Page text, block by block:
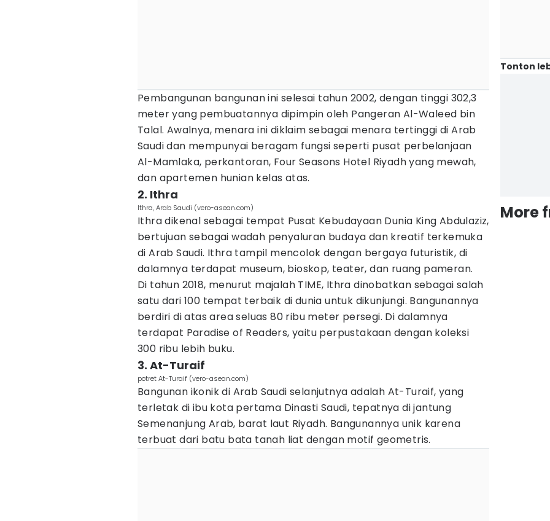
Pembangunan bangunan ini selesai tahun 2002, dengan tinggi 302,3
meter yang pembuatannya dipimpin oleh Pangeran Al-Waleed bin
Talal. Awalnya, menara ini diklaim sebagai menara tertinggi di Arab
Saudi dan mempunyai beragam fungsi seperti pusat perbelanjaan
Al-Mamlaka, perkantoran, Four Seasons Hotel Riyadh yang mewah,
dan apartemen hunian kelas atas.
2. Ithra
Ithra, Arab Saudi (vero-asean.com)
Ithra dikenal sebagai tempat Pusat Kebudayaan Dunia King Abdulaziz,
bertujuan sebagai wadah penyaluran budaya dan kreatif terkemuka
di Arab Saudi. Ithra tampil mencolok dengan bergaya futuristik, di
dalamnya terdapat museum, bioskop, teater, dan ruang pameran.
Di tahun 2018, menurut majalah TIME, Ithra dinobatkan sebagai salah
satu dari 100 tempat terbaik di dunia untuk dikunjungi. Bangunannya
berdiri di atas area seluas 80 ribu meter persegi. Di dalamnya
terdapat Paradise of Readers, yaitu perpustakaan dengan koleksi
300 ribu lebih buku.
3. At-Turaif
potret At-Turaif (vero-asean.com)
Bangunan ikonik di Arab Saudi selanjutnya adalah At-Turaif, yang
terletak di ibu kota pertama Dinasti Saudi, tepatnya di jantung
Semenanjung Arab, barat laut Riyadh. Bangunannya unik karena
terbuat dari batu bata tanah liat dengan motif geometris.
Tonton
More